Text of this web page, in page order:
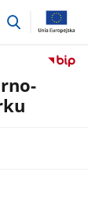
przejdź